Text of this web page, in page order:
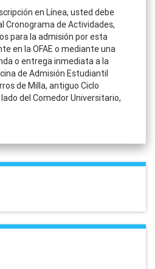
en Línea, usted debe
Cronograma de Actividades,
para la admisión por esta
en la OFAE o mediante una
o entrega inmediata a la
de Admisión Estudiantil
de Milla, antiguo Ciclo
del Comedor Universitario,